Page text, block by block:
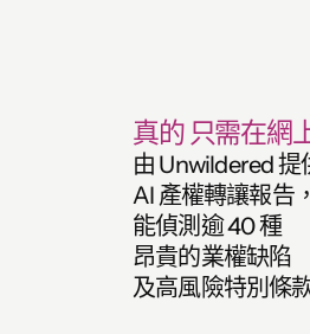
真的 只需在網
由 Unwildered 提
AI 產權轉讓報告，
能偵測逾 40 種
昂貴的業權缺陷
及高風險特別條